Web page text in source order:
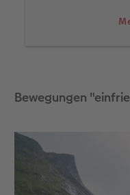
Fotografiert
Wollt ihr es
sinnvollen
Bewegungen